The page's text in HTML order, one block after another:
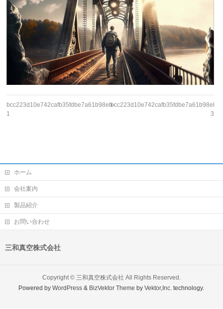
bcc223d10e742cafb35fdbe7a61b98eb-
1
bcc223d10e742cafb35fdbe7a61b98eb-
3
ホーム
会社案内
製品紹介
お問い合わせ
三和真空株式会社
Copyright © 三和真空株式会社 All Rights Reserved.
Powered byWordPress & BizVektor Theme byVektor,Inc. technology.